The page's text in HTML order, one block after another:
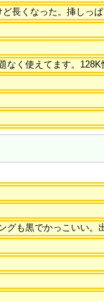
長くなった。挿しっ
なく使えてます。128K
グも黒でかっこいい